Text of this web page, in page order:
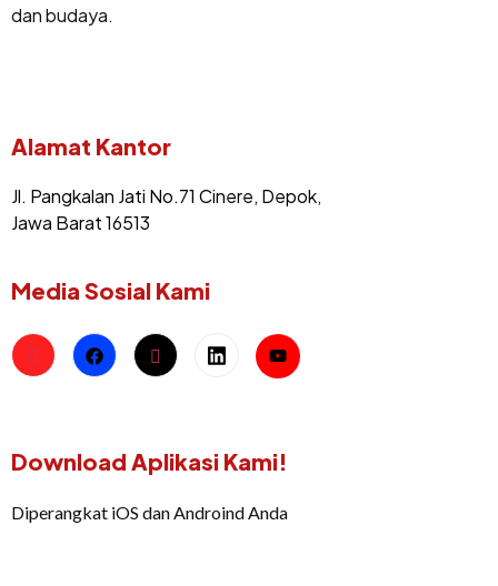
dan budaya.
Alamat Kantor
Jl. Pangkalan Jati No.71 Cinere, Depok,
Jawa Barat 16513
Media Sosial Kami
Download Aplikasi Kami!
Diperangkat iOS dan Androind Anda